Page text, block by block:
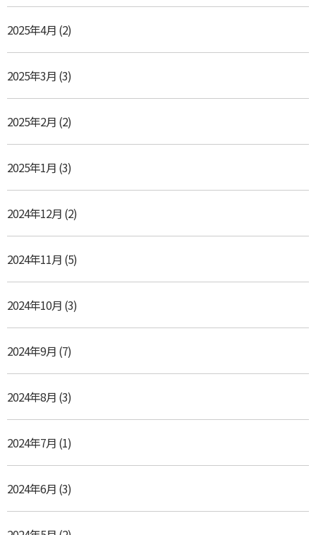
2025年4月 (2)
2025年3月 (3)
2025年2月 (2)
2025年1月 (3)
2024年12月 (2)
2024年11月 (5)
2024年10月 (3)
2024年9月 (7)
2024年8月 (3)
2024年7月 (1)
2024年6月 (3)